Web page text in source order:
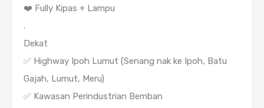
❤️ Fully Kipas + Lampu
.
Dekat
✅ Highway Ipoh Lumut (Senang nak ke Ipoh, Batu
Gajah, Lumut, Meru)
✅ Kawasan Perindustrian Bemban